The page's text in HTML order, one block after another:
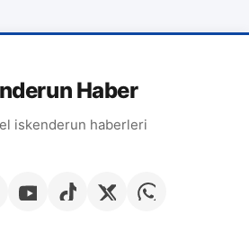
Haber
iskenderun haberleri